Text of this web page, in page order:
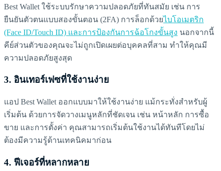
Best Wallet ใช้ระบบรักษาความปลอดภัยที่ทันสมัย เช่น การ
ยืนยันตัวตนแบบสองขั้นตอน (2FA) การล็อกด้วยไบโอเมตริก
(Face ID/Touch ID) และการป้องกันการฉ้อโกงขั้นสูง นอกจากนี้
คีย์ส่วนตัวของคุณจะไม่ถูกเปิดเผยต่อบุคคลที่สาม ทำให้คุณมี
ความปลอดภัยสูงสุด
3. อินเทอร์เฟซที่ใช้งานง่าย
แอป Best Wallet ออกแบบมาให้ใช้งานง่าย แม้กระทั่งสำหรับผู้
เริ่มต้น ด้วยการจัดวางเมนูหลักที่ชัดเจน เช่น หน้าหลัก การซื้อ
ขาย และการตั้งค่า คุณสามารถเริ่มต้นใช้งานได้ทันทีโดยไม่
ต้องมีความรู้ด้านเทคนิคมาก่อน
4. ฟีเจอร์ที่หลากหลาย